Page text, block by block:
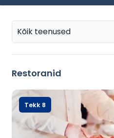
Kõik teenused
Restoranid
Tekk 8